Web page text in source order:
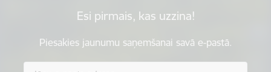
Esi pirmais, kas uzzina!
Piesakies jaunumu saņemšanai savā e-pastā.